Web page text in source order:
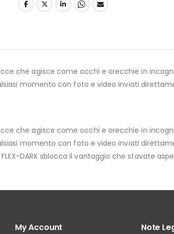
che agisce come occhi e orecchie in
momento con foto e video inviati
che agisce come occhi e orecchie in
momento con foto e video inviati
DARK sblocca il vantaggio che stavate
My Account Note